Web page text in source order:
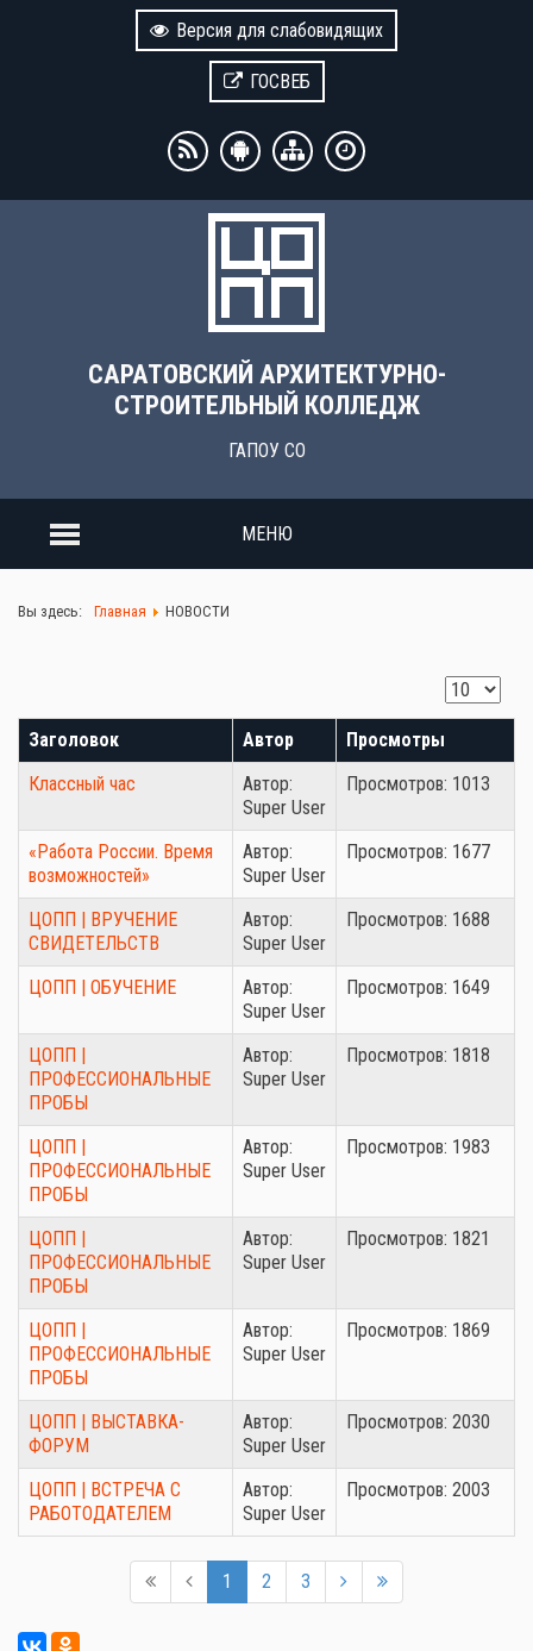
Версия для слабовидящих
ГОСВЕБ
САРАТОВСКИЙ АРХИТЕКТУРНО-
СТРОИТЕЛЬНЫЙ КОЛЛЕДЖ
ГАПОУ СО
МЕНЮ
Вы здесь: Главная НОВОСТИ
Заголовок Автор
Просмотры
Классный час
Автор:
Super User
Просмотров: 1013
«Работа России. Время
возможностей»
Автор:
Super User
Просмотров: 1677
ЦОПП | ВРУЧЕНИЕ
СВИДЕТЕЛЬСТВ
Автор:
Super User
Просмотров: 1688
ЦОПП | ОБУЧЕНИЕ
Автор:
Super User
Просмотров: 1649
ЦОПП |
ПРОФЕССИОНАЛЬНЫЕ
ПРОБЫ
Автор:
Super User
Просмотров: 1818
ЦОПП |
ПРОФЕССИОНАЛЬНЫЕ
ПРОБЫ
Автор:
Super User
Просмотров: 1983
ЦОПП |
ПРОФЕССИОНАЛЬНЫЕ
ПРОБЫ
Автор:
Super User
Просмотров: 1821
ЦОПП |
ПРОФЕССИОНАЛЬНЫЕ
ПРОБЫ
Автор:
Super User
Просмотров: 1869
ЦОПП | ВЫСТАВКА-
ФОРУМ
Автор:
Super User
Просмотров: 2030
ЦОПП | ВСТРЕЧА С
РАБОТОДАТЕЛЕМ
Автор:
Super User
Просмотров: 2003
1 2 3